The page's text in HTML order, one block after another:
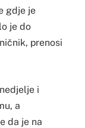
gdje je
je do
prenosi
i
a
da je na